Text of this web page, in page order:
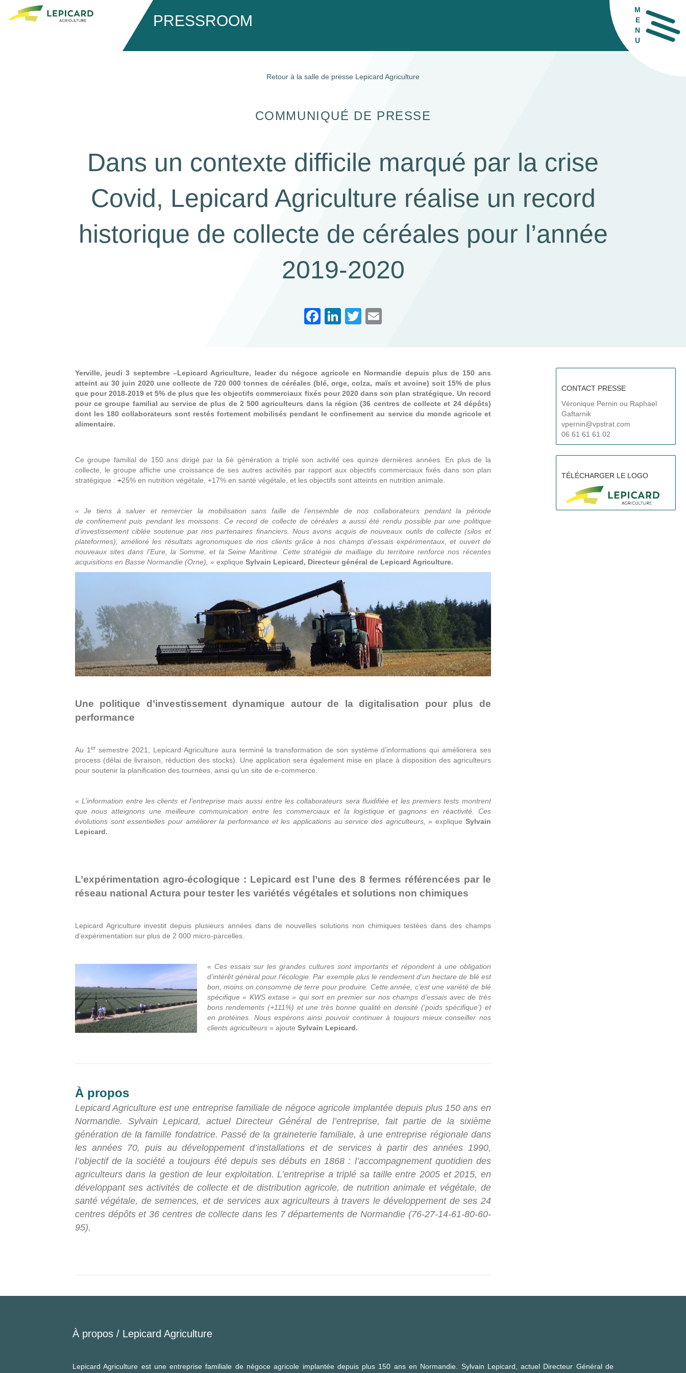
PRESSROOM
M
E
N
U
Retour à la salle de presse Lepicard Agriculture
COMMUNIQUÉ DE PRESSE
Dans un contexte difficile marqué par la crise
Covid, Lepicard Agriculture réalise un record
historique de collecte de céréales pour l’année
2019-2020
F
b
o
o
Li
dI
n
T
Yerville, jeudi 3 septembre –Lepicard Agriculture, leader du négoce agricole en Normandie depuis plus de 150 ans
atteint au 30 juin 2020 une collecte de 720 000 tonnes de céréales (blé, orge, colza, maïs et avoine) soit 15% de plus
que pour 2018-2019 et 5% de plus que les objectifs commerciaux fixés pour 2020 dans son plan stratégique. Un record
pour ce groupe familial au service de plus de 2 500 agriculteurs dans la région (36 centres de collecte et 24 dépôts)
dont les 180 collaborateurs sont restés fortement mobilisés pendant le confinement au service du monde agricole et
alimentaire.
Ce groupe familial de 150 ans dirigé par la 6è génération a triplé son activité ces quinze dernières années. En plus de la
collecte, le groupe affiche une croissance de ses autres activités par rapport aux objectifs commerciaux fixés dans son plan
stratégique : +25% en nutrition végétale, +17% en santé végétale, et les objectifs sont atteints en nutrition animale.
« Je tiens à saluer et remercier la mobilisation sans faille de l’ensemble de nos collaborateurs pendant la période
de confinement puis pendant les moissons. Ce record de collecte de céréales a aussi été rendu possible par une politique
d’investissement ciblée soutenue par nos partenaires financiers. Nous avons acquis de nouveaux outils de collecte (silos et
plateformes), amélioré les résultats agronomiques de nos clients grâce à nos champs d’essais expérimentaux, et ouvert de
nouveaux sites dans l’Eure, la Somme, et la Seine Maritime. Cette stratégie de maillage du territoire renforce nos récentes
acquisitions en Basse Normandie (Orne), » explique Sylvain Lepicard, Directeur général de Lepicard Agriculture.
Une politique d’investissement dynamique autour de la digitalisation pour plus de
performance
Au 1 ersemestre 2021, Lepicard Agriculture aura terminé la transformation de son système d’informations qui améliorera ses
process (délai de livraison, réduction des stocks). Une application sera également mise en place à disposition des agriculteurs
pour soutenir la planification des tournées, ainsi qu’un site de e-commerce.
«L’information entre les clients et l’entreprise mais aussi entre les collaborateurs sera fluidifiée et les premiers tests montrent
que nous atteignons une meilleure communication entre les commerciaux et la logistique et gagnons en réactivité. Ces
évolutions sont essentielles pour améliorer la performance et les applications au service des agriculteurs,» explique Sylvain
Lepicard.
L’expérimentation agro-écologique : Lepicard est l’une des 8 fermes référencées par le
réseau national Actura pour tester les variétés végétales et solutions non chimiques
Lepicard Agriculture investit depuis plusieurs années dans de nouvelles solutions non chimiques testées dans des champs
d’expérimentation sur plus de 2 000 micro-parcelles.
« Ces essais sur les grandes cultures sont importants et répondent à une obligation
d’intérêt général pour l’écologie. Par exemple plus le rendement d’un hectare de blé est
bon, moins on consomme de terre pour produire. Cette année, c’est une variété de blé
spécifique « KWS extase » qui sort en premier sur nos champs d’essais avec de très
bons rendements (+111%) et une très bonne qualité en densité (‘poids spécifique’) et
en protéines. Nous espérons ainsi pouvoir continuer à toujours mieux conseiller nos
clients agriculteurs» ajoute Sylvain Lepicard.
À propos
Lepicard Agriculture est une entreprise familiale de négoce agricole implantée depuis plus 150 ans en
Normandie. Sylvain Lepicard, actuel Directeur Général de l’entreprise, fait partie de la sixième
génération de la famille fondatrice. Passé de la graineterie familiale, à une entreprise régionale dans
les années 70, puis au développement d’installations et de services à partir des années 1990,
l’objectif de la société a toujours été depuis ses débuts en 1868 : l’accompagnement quotidien des
agriculteurs dans la gestion de leur exploitation. L’entreprise a triplé sa taille entre 2005 et 2015, en
développant ses activités de collecte et de distribution agricole, de nutrition animale et végétale, de
santé végétale, de semences, et de services aux agriculteurs à travers le développement de ses 24
centres dépôts et 36 centres de collecte dans les 7 départements de Normandie (76-27-14-61-80-60-
95).
CONTACT PRESSE
Véronique Pernin ou Raphael
Gaftarnik
vpernin@vpstrat.com
06 61 61 61 02
TÉLÉCHARGER LE LOGO
À propos / Lepicard Agriculture
Lepicard Agriculture est une entreprise familiale de négoce agricole implantée depuis plus 150 ans en Normandie. Sylvain Lepicard, actuel Directeur Général de